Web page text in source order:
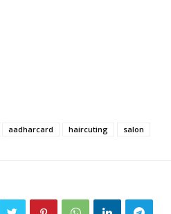
aadharcard haircuting salon